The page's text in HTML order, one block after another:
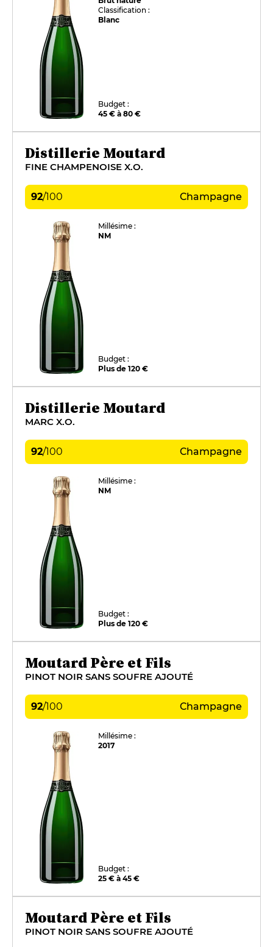
Classification :
Blanc
Budget :
45 € à 80 €
Distillerie Moutard
FINE CHAMPENOISE X.O.
92/100 Champagne
Millésime :
NM
Budget :
Plus de 120 €
Distillerie Moutard
MARC X.O.
92/100 Champagne
Millésime :
NM
Budget :
Plus de 120 €
Moutard Père et Fils
PINOT NOIR SANS SOUFRE AJOUTÉ
92/100 Champagne
Millésime :
2017
Budget :
25 € à 45 €
Moutard Père et Fils
PINOT NOIR SANS SOUFRE AJOUTÉ